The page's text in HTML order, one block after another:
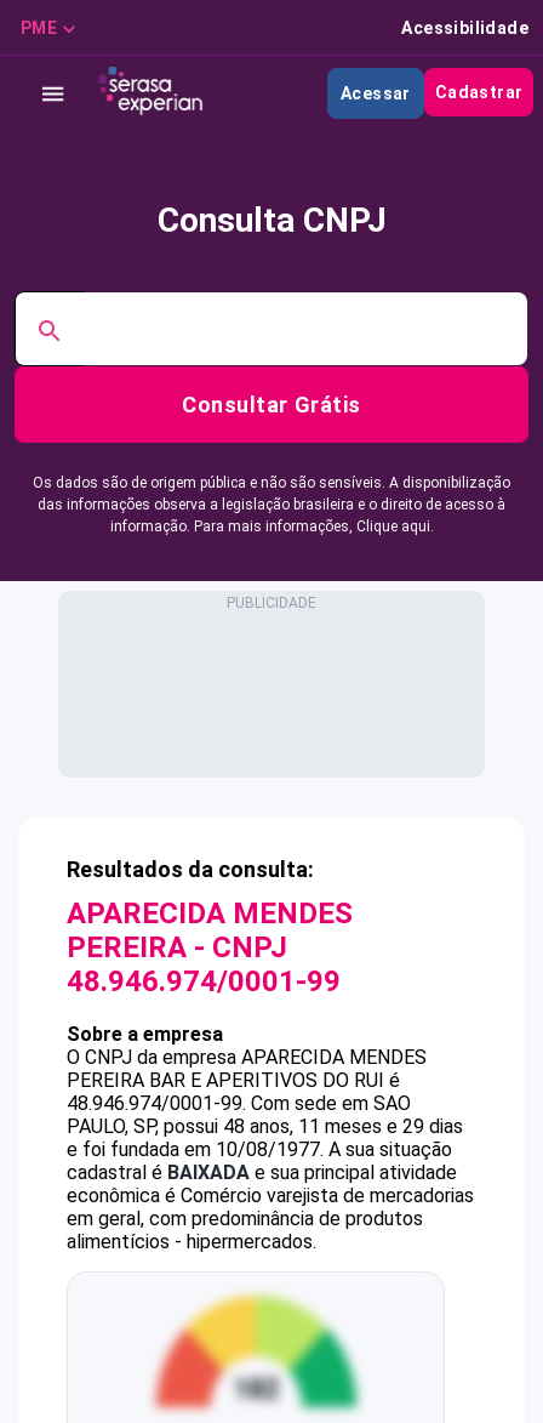
PME Acessibilidade
Acessar Cadastrar
Consulta CNPJ
Consultar Grátis
Os dados são de origem pública e não são sensíveis. A disponibilização
das informações observa a legislação brasileira e o direito de acesso à
informação. Para mais informações, Clique aqui.
Resultados da consulta:
APARECIDA MENDES
PEREIRA - CNPJ
48.946.974/0001-99
Sobre a empresa
O CNPJ da empresa APARECIDA MENDES
PEREIRA BAR E APERITIVOS DO RUI é
48.946.974/0001-99. Com sede em SAO
PAULO, SP, possui 48 anos, 11 meses e 29 dias
e foi fundada em 10/08/1977. A sua situação
cadastral é BAIXADA e sua principal atividade
econômica é Comércio varejista de mercadorias
em geral, com predominância de produtos
alimentícios - hipermercados.